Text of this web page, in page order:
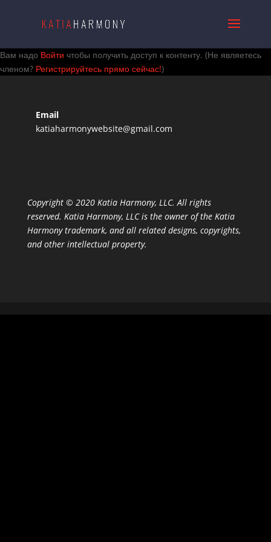
Вам надо Войти чтобы получить доступ к контенту. (Не являетесь
членом? Регистрируйтесь прямо сейчас!)
Email
katiaharmonywebsite@gmail.com
Copyright © 2020 Katia Harmony, LLC. All rights
reserved. Katia Harmony, LLC is the owner of the Katia
Harmony trademark, and all related designs, copyrights,
and other intellectual property.